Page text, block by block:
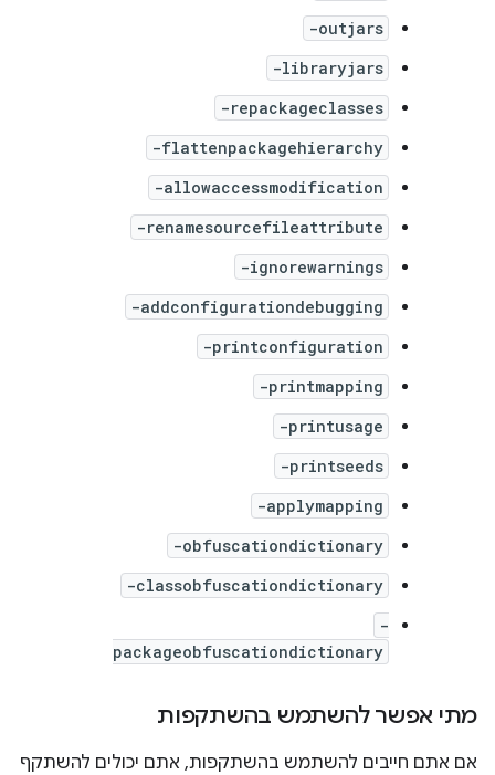
-outjars
-libraryjars
-repackageclasses
-flattenpackagehierarchy
-allowaccessmodification
-renamesourcefileattribute
-ignorewarnings
-addconfigurationdebugging
-printconfiguration
-printmapping
-printusage
-printseeds
-applymapping
-obfuscationdictionary
-classobfuscationdictionary
-
packageobfuscationdictionary
מתי אפשר להשתמש בהשתקפות
אם אתם חייבים להשתמש בהשתקפות, אתם יכולים להשתקף